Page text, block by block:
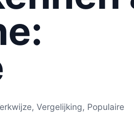
Vergelijking, Populaire